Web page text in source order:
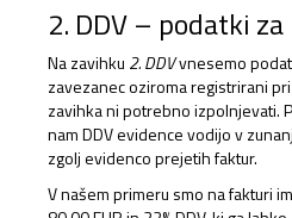
2. DDV – podatki
Na zavihku 2. DDVvnesemo
zavezanec oziroma registrirani
zavihka ni potrebno izpolnjevati.
nam DDV evidence vodijo v
zgolj evidenco prejetih faktur.
V našem primeru smo na fakturi